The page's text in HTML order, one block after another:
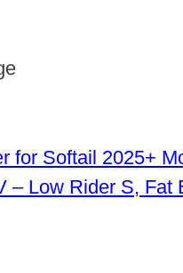
– Low Rider S, Fat